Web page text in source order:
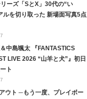
ーズ「SとX」30代の“い
ルを切り取った 新場面写真5点
中島颯太 『FANTASTICS
LIVE 2026 “山羊と犬”』初日
ト
ウト ─もう一度、プレイボー